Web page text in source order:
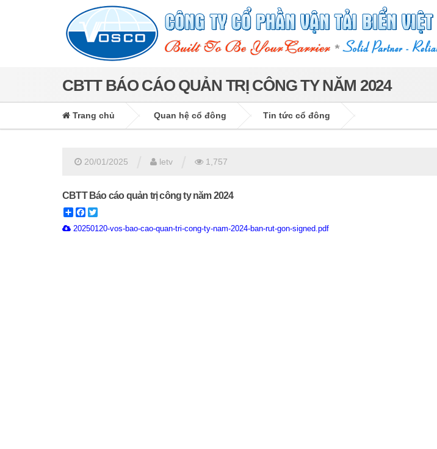
CBTT BÁO CÁO QUẢN TRỊ CÔNG TY NĂM 2024
Trang chủ Quan hệ cổ đông Tin tức cổ đông
20/01/2025 letv 1,757
CBTT Báo cáo quản trị công ty năm 2024
ShareFacebook
20250120-vos-bao-cao-quan-tri-cong-ty-nam-2024-ban-rut-gon-signed.pdf